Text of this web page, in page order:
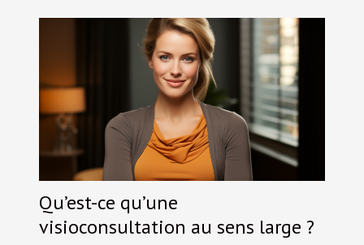
Qu’est-ce qu’une
visioconsultation au sens large ?